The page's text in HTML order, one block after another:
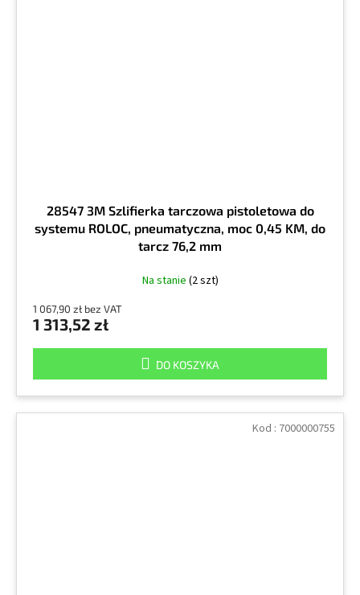
28547 3M Szlifierka tarczowa pistoletowa do
systemu ROLOC, pneumatyczna, moc 0,45 KM, do
tarcz 76,2 mm
Na stanie (2 szt)
1 067,90 zł bez VAT
1 313,52 zł
DO KOSZYKA
Kod : 7000000755